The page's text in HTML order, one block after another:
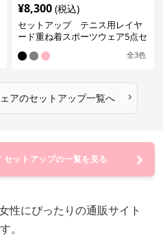
¥8,300 (税込)
セットアップ テニス用レイヤ
ード重ね着スポーツウェア5点セ
全3色
アのセットアップ一覧へ ›
ットアップの一覧を見る
性にぴったりの通販サイト
。